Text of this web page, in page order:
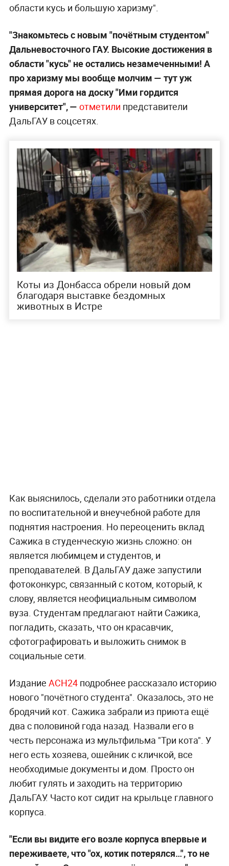
области кусь и большую харизму".
"Знакомьтесь с новым "почётным студентом"
Дальневосточного ГАУ. Высокие достижения в
области "кусь" не остались незамеченными! А
про харизму мы вообще молчим — тут уж
прямая дорога на доску "Ими гордится
университет", — отметили представители
ДальГАУ в соцсетях.
Коты из Донбасса обрели новый дом
благодаря выставке бездомных
животных в Истре
Как выяснилось, сделали это работники отдела
по воспитательной и внеучебной работе для
поднятия настроения. Но переоценить вклад
Сажика в студенческую жизнь сложно: он
является любимцем и студентов, и
преподавателей. В ДальГАУ даже запустили
фотоконкурс, связанный с котом, который, к
слову, является неофициальным символом
вуза. Студентам предлагают найти Сажика,
погладить, сказать, что он красавчик,
сфотографировать и выложить снимок в
социальные сети.
Издание АСН24подробнее рассказало историю
нового "почётного студента". Оказалось, это не
бродячий кот. Сажика забрали из приюта ещё
два с половиной года назад. Назвали его в
честь персонажа из мультфильма "Три кота". У
него есть хозяева, ошейник с кличкой, все
необходимые документы и дом. Просто он
любит гулять и заходить на территорию
ДальГАУ. Часто кот сидит на крыльце главного
корпуса.
"Если вы видите его возле корпуса впервые и
переживаете, что "ох, котик потерялся…", то не